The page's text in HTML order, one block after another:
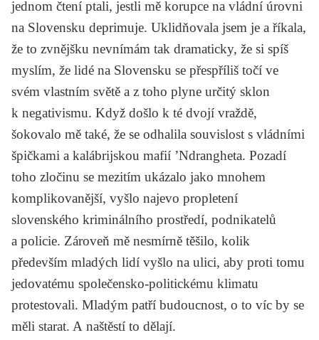
jednom čtení ptali, jestli mě korupce na vládní úrovni
na Slovensku deprimuje. Uklidňovala jsem je a říkala,
že to zvnějšku nevnímám tak dramaticky, že si spíš
myslím, že lidé na Slovensku se přespříliš točí ve
svém vlastním světě a z toho plyne určitý sklon
k negativismu. Když došlo k té dvojí vraždě,
šokovalo mě také, že se odhalila souvislost s vládními
špičkami a kalábrijskou mafií ’Ndrangheta. Pozadí
toho zločinu se mezitím ukázalo jako mnohem
komplikovanější, vyšlo najevo propletení
slovenského kriminálního prostředí, podnikatelů
a policie. Zároveň mě nesmírně těšilo, kolik
především mladých lidí vyšlo na ulici, aby proti tomu
jedovatému společensko-politickému klimatu
protestovali. Mladým patří budoucnost, o to víc by se
měli starat. A naštěstí to dělají.